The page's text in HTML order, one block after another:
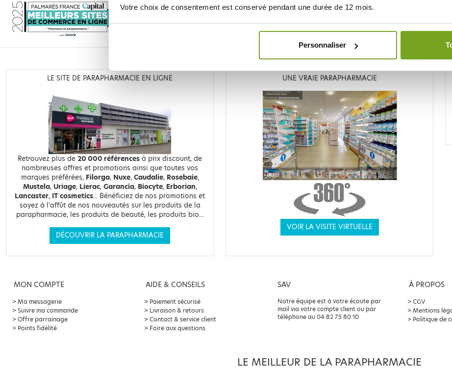
Votre choix de consentement est conservé pendant une durée de 12 mois.
Personnaliser
LA PARAPHARMACIE EN LIGNE BALDY MÉJEAN
LE SITE DE PARAPHARMACIE EN LIGNE
Retrouvez plus de 20 000 références à prix discount, de
nombreuses offres et promotions ainsi que toutes vos
marques préférées, Filorga, Nuxe, Caudalie, Rosebaie,
Mustela, Uriage, Lierac, Garancia, Biocyte, Erborian,
Lancaster, IT cosmetics... Bénéficiez de nos promotions et
soyez à l'affût de nos nouveautés sur les produits de la
parapharmacie, les produits de beauté, les produits bio...
DÉCOUVRIR LA PARAPHARMACIE
UNE VRAIE PARAPHARMACIE
VOIR LA VISITE VIRTUELLE
MON COMPTE
Ma messagerie
Suivre ma commande
Offre parrainage
Points fidélité
AIDE & CONSEILS
Paiement sécurisé
Livraison & retours
Contact & service client
Foire aux questions
SAV
Notre équipe est à votre écoute par
mail via votre compte client ou par
téléphone au 04 82 75 80 10
À PROPOS
CGV
Mentions
Politique de
LE MEILLEUR DE LA PARAPHARMACIE